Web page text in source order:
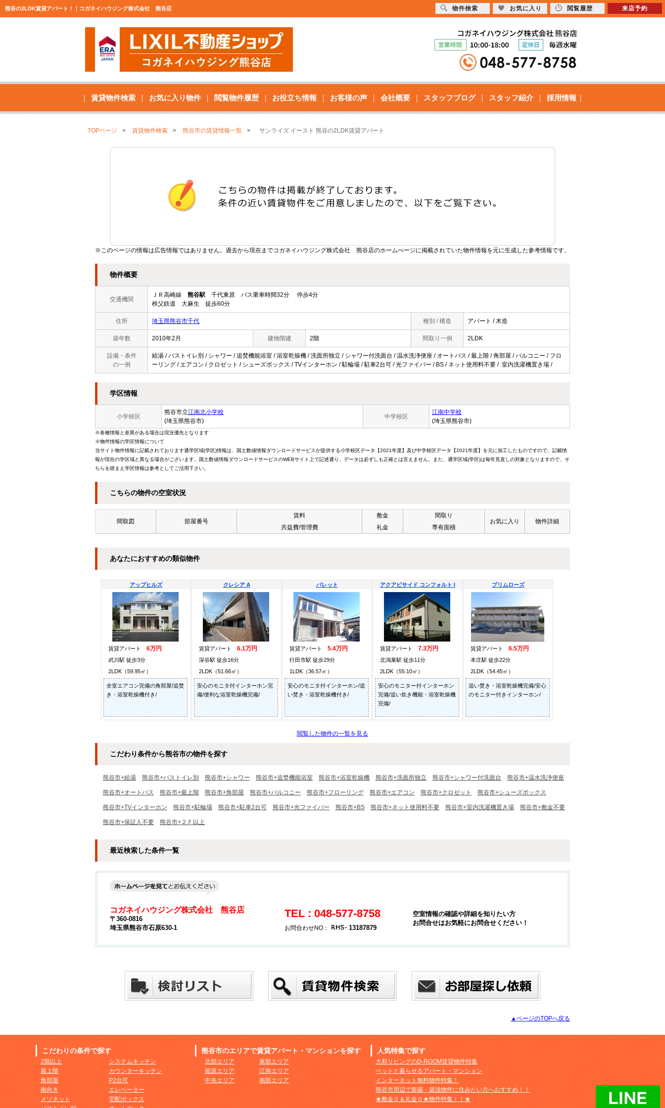
熊谷の2LDK賃貸アパート！｜コガネイハウジング株式会社 熊谷店
賃貸物件検索 お気に入り物件 閲覧物件履歴 お役立ち情報 お客様の声 会社概要 スタッフブログ スタッフ紹介 採用情報
TOPページ 賃貸物件検索 熊谷市の賃貸情報一覧 サンライズ イースト 熊谷の2LDK賃貸アパート
※このページの情報は広告情報ではありません。過去から現在までコガネイハウジング株式会社 熊谷店のホームぺージに掲載されていた物件情報を元に生成した参考情報です。
物件概要
交通機関
ＪＲ高崎線 熊谷駅 千代東原 バス乗車時間32分 停歩4分
秩父鉄道 大麻生 徒歩60分
住所 埼玉県熊谷市千代 種別 / 構造 アパート / 木造
築年数 2010年2月 建物階建 2階 間取り一例 2LDK
設備・条件
の一例
給湯 / バストイレ別 / シャワー / 追焚機能浴室 / 浴室乾燥機 / 洗面所独立 / シャワー付洗面台 / 温水洗浄便座 / オートバス / 最上階 / 角部屋 / バルコニー / フロ
ーリング / エアコン / クロゼット / シューズボックス / TVインターホン / 駐輪場 / 駐車2台可 / 光ファイバー / BS / ネット使用料不要 / 室内洗濯機置き場 /
学区情報
小学校区
熊谷市立江南北小学校
(埼玉県熊谷市)
中学校区
江南中学校
(埼玉県熊谷市)
※各種情報と差異がある場合は現況優先となります
※物件情報の学区情報について
当サイト物件情報に記載されております通学区域(学区)情報は、国土数値情報ダウンロードサービスが提供する小学校区データ【2021年度】及び中学校区データ【2021年度】を元に加工したものですので、記載情
報が現在の学区域と異なる場合がございます。国土数値情報ダウンロードサービスのWEBサイト上で記述通り、データは必ずしも正確とは言えません。また、通学区域(学区)は毎年見直しの対象となりますので、そ
ちらを踏まえ学区情報は参考としてご活用下さい。
こちらの物件の空室状況
間取図 部屋番号
賃料
共益費/管理費
敷金
礼金
間取り
専有面積
お気に入り 物件詳細
あなたにおすすめの類似物件
アップヒルズ
賃貸アパート 6万円
武川駅 徒歩3分
2LDK（59.95㎡）
全室エアコン完備の角部屋/追焚
き・浴室乾燥機付き/
クレシア A
賃貸アパート 6.1万円
深谷駅 徒歩16分
2LDK（51.66㎡）
安心のモニタ付インターホン完
備/便利な浴室乾燥機完備/
パレット
賃貸アパート 5.4万円
行田市駅 徒歩29分
1LDK（36.57㎡）
安心のモニタ付インターホン/追
い焚き・浴室乾燥機付き/
アクアビサイド コンフォルト I
賃貸アパート 7.3万円
北鴻巣駅 徒歩11分
2LDK（55.10㎡）
安心のモニター付インターホン
完備/追い炊き機能・浴室乾燥機
完備/
プリムローズ
賃貸アパート 6.5万円
本庄駅 徒歩22分
2LDK（54.45㎡）
追い焚き・浴室乾燥機完備/安心
のモニター付きインターホン/
閲覧した物件の一覧を見る
こだわり条件から熊谷市の物件を探す
熊谷市+給湯 熊谷市+バストイレ別 熊谷市+シャワー 熊谷市+追焚機能浴室 熊谷市+浴室乾燥機 熊谷市+洗面所独立 熊谷市+シャワー付洗面台 熊谷市+温水洗浄便座
熊谷市+オートバス 熊谷市+最上階 熊谷市+角部屋 熊谷市+バルコニー 熊谷市+フローリング 熊谷市+エアコン 熊谷市+クロゼット 熊谷市+シューズボックス
熊谷市+TVインターホン 熊谷市+駐輪場 熊谷市+駐車2台可 熊谷市+光ファイバー 熊谷市+BS 熊谷市+ネット使用料不要 熊谷市+室内洗濯機置き場 熊谷市+敷金不要
熊谷市+保証人不要 熊谷市+２Ｆ以上
最近検索した条件一覧
コガネイハウジング株式会社 熊谷店
〒360-0816
埼玉県熊谷市石原630-1
TEL : 048-577-8758
お問合わせNO： 13187879
空室情報の確認や詳細を知りたい方
お問合せはお気軽にお問合せください！
▲ページのTOPへ戻る
こだわりの条件で探す
2階以上
最上階
角部屋
南向き
メゾネット
システムキッチン
カウンターキッチン
P2台可
エレベーター
宅配ボックス
熊谷市のエリアで賃貸アパート・マンションを探す
北部エリア
籠原エリア
中央エリア
東部エリア
江南エリア
南部エリア
人気特集で探す
大和リビングのD-ROOM賃貸物件特集
ペットと暮らせるアパート・マンション
インターネット無料物件特集！
熊谷市周辺で新築・築浅物件に住みたい方へおすすめ！！
★敷金０＆礼金０★物件特集！！★
物件検索 お気に入り 閲覧履歴 来店予約